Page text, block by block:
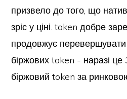
призвело до того, що
зріс у ціні. token добре
продовжує перевершувати
біржових token - наразі
біржовий token за